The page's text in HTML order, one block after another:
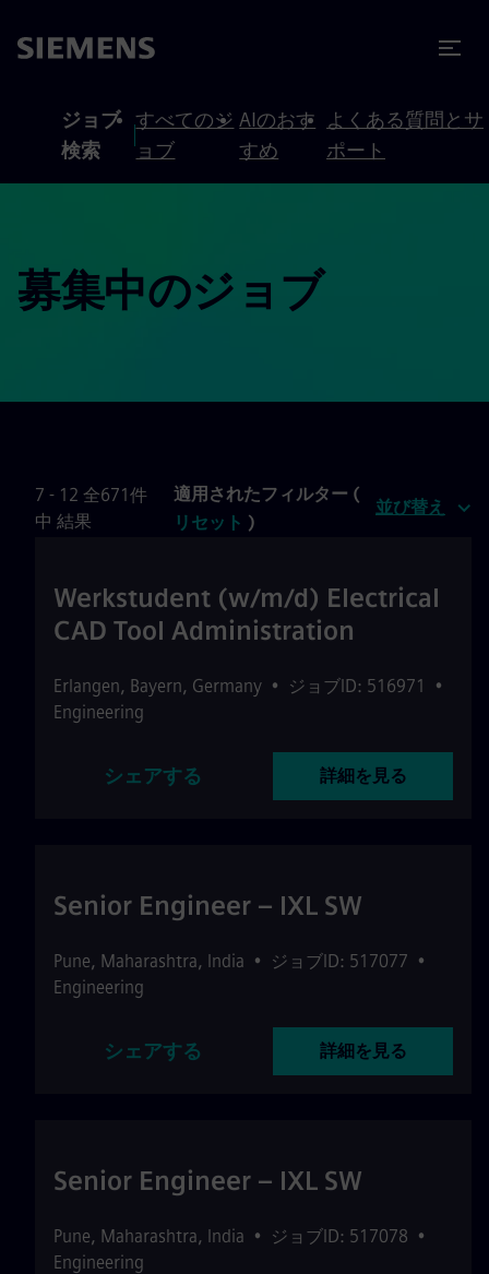
ジョブ
検索
すべてのジ
ョブ
AIのおす
すめ
よくある質問とサ
ポート
募集中のジョブ
7 - 12 全671件
中 結果
適用されたフィルター (
リセット )
並び替え
Werkstudent (w/m/d) Electrical
CAD Tool Administration
Erlangen, Bayern, Germany • ジョブID: 516971
•
Engineering
シェアする 詳細を見る
Senior Engineer – IXL SW
Pune, Maharashtra, India • ジョブID: 517077 •
Engineering
シェアする 詳細を見る
Senior Engineer – IXL SW
Pune, Maharashtra, India • ジョブID: 517078 •
Engineering